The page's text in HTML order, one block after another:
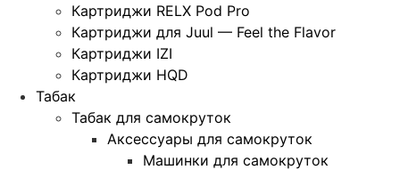
Картриджи RELX Pod Pro
Картриджи для Juul — Feel the Flavor
Картриджи IZI
Картриджи HQD
Табак
Табак для самокруток
Аксессуары для самокруток
Машинки для самокруток